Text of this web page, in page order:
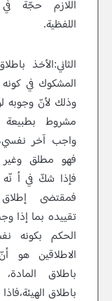
اللّازم حجّة
اللفظية.
الثاني:الأخذ
المشكوك في كونه
وذلك لأنّ وجوبه
مشروط
واجب آخر
فهو مطلق وغير
فإذا شكّ في أ
فمقتضى
تقييده بما إذا
الحكم بكونه
الاطلاقين هو
باطلاق
باطلاق